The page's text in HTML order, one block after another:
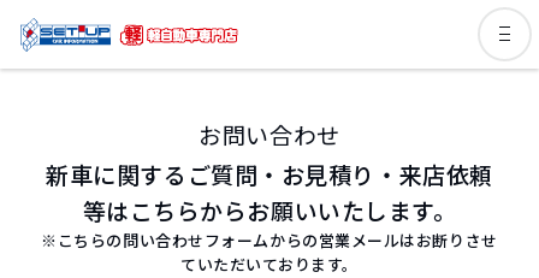
お問い合わせ
新車に関するご質問・お見積り・来店依頼
等はこちらからお願いいたします。
※こちらの問い合わせフォームからの営業メールはお断りさせ
ていただいております。